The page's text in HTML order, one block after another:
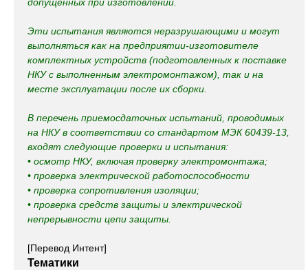
Эти испытания являются неразрушающими и могут
выполняться как на предприятии-изготовителе
комплектных устройств (подготовленных к поставке
НКУ с выполненным электромонтажом), так и на
месте эксплуатации после их сборки.
В перечень приемосдаточных испытаний, проводимых
на НКУ в соответствии со стандартом МЭК 60439-13,
входят следующие проверки и испытания:
• осмотр НКУ, включая проверку электромонтажа;
• проверка электрической работоспособности
• проверка сопротивления изоляции;
• проверка средств защиты и электрической
непрерывности цепи защиты.
[Перевод Интент]
Тематики